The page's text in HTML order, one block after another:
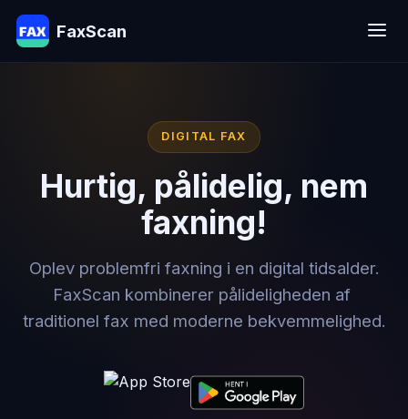
FaxScan
DIGITAL FAX
Hurtig, pålidelig, nem
faxning!
Oplev problemfri faxning i en digital tidsalder.
FaxScan kombinerer pålideligheden af ​​
traditionel fax med moderne bekvemmelighed.